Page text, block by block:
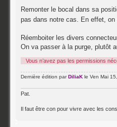
Remonter le bocal dans sa
pas dans notre cas. En effet,
Réemboiter les divers
On va passer à la purge, plutôt
Vous n’avez pas les permissions
Dernière édition parDiliaK le Ven Mai
Pat.
Il faut être con pour vivre avec les